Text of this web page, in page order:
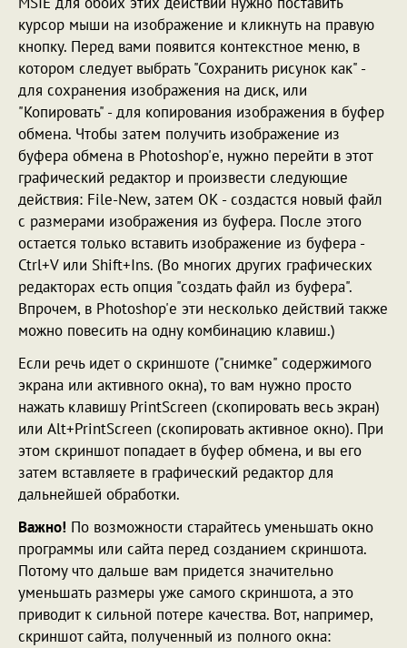
курсор мыши на изображение и кликнуть на правую
кнопку. Перед вами появится контекстное меню, в
котором следует выбрать "Сохранить рисунок как" -
для сохранения изображения на диск, или
"Копировать" - для копирования изображения в буфер
обмена. Чтобы затем получить изображение из
буфера обмена в Photoshop'е, нужно перейти в этот
графический редактор и произвести следующие
действия: File-New, затем ОК - создастся новый файл
с размерами изображения из буфера. После этого
остается только вставить изображение из буфера -
Ctrl+V или Shift+Ins. (Во многих других графических
редакторах есть опция "создать файл из буфера".
Впрочем, в Photoshop'е эти несколько действий также
можно повесить на одну комбинацию клавиш.)
Если речь идет о скриншоте ("снимке" содержимого
экрана или активного окна), то вам нужно просто
нажать клавишу PrintScreen (скопировать весь экран)
или Alt+PrintScreen (скопировать активное окно). При
этом скриншот попадает в буфер обмена, и вы его
затем вставляете в графический редактор для
дальнейшей обработки.
Важно! По возможности старайтесь уменьшать окно
программы или сайта перед созданием скриншота.
Потому что дальше вам придется значительно
уменьшать размеры уже самого скриншота, а это
приводит к сильной потере качества. Вот, например,
скриншот сайта, полученный из полного окна: